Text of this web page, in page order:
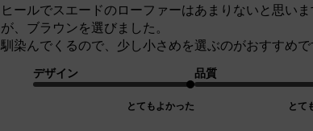
ヒールでスエードのローファーはあまりないと思い
が、ブラウンを選びました。
馴染んでくるので、少し小さめを選ぶのがおすすめで
デザイン
とてもよかった
品質
とて